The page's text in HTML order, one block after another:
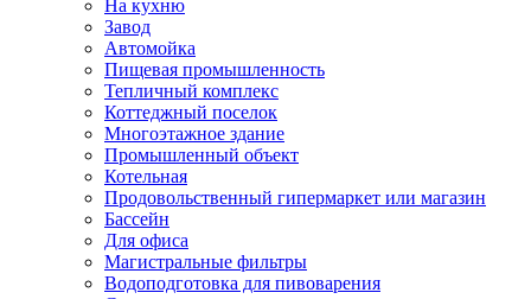
На кухню
Завод
Автомойка
Пищевая промышленность
Тепличный комплекс
Коттеджный поселок
Многоэтажное здание
Промышленный объект
Котельная
Продовольственный гипермаркет или магазин
Бассейн
Для офиса
Магистральные фильтры
Водоподготовка для пивоварения